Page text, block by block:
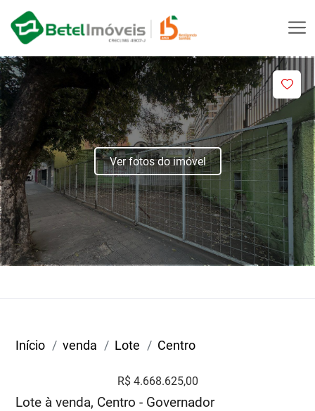
Ver fotos do imóvel
Início venda Lote Centro
R$ 4.668.625,00
Lote à venda, Centro - Governador